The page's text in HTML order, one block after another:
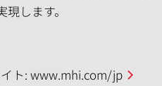
します。
ト: www.mhi.com/jp